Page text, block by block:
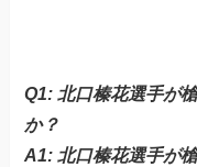
Q1: 北口榛花選手が
か？
A1: 北口榛花選手が